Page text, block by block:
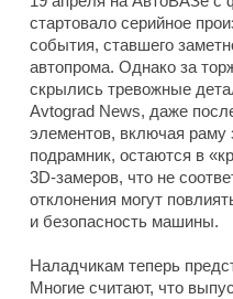
стартовало серийное
события, ставшего
автопрома. Однако за
скрылись тревожные
Avtograd News, даже
элементов, включая раму
подрамник, остаются в
3D-замеров, что не
отклонения могут
и безопасность машины.
Наладчикам теперь
Многие считают, что